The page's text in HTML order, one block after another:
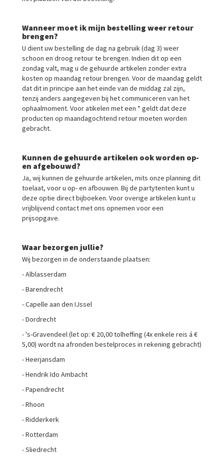
Wanneer moet ik mijn bestelling weer retour
brengen?
U dient uw bestelling de dag na gebruik (dag 3) weer
schoon en droog retour te brengen. Indien dit op een
zondag valt, mag u de gehuurde artikelen zonder extra
kosten op maandag retour brengen. Voor de maandag geldt
dat dit in principe aan het einde van de middag zal zijn,
tenzij anders aangegeven bij het communiceren van het
ophaalmoment. Voor atikelen met een * geldt dat deze
producten op maandagochtend retour moeten worden
gebracht.
Kunnen de gehuurde artikelen ook worden op-
en afgebouwd?
Ja, wij kunnen de gehuurde artikelen, mits onze planning dit
toelaat, voor u op- en afbouwen. Bij de partytenten kunt u
deze optie direct bijboeken. Voor overige artikelen kunt u
vrijblijvend contact met ons opnemen voor een
prijsopgave.
Waar bezorgen jullie?
Wij bezorgen in de onderstaande plaatsen:
- Alblasserdam
- Barendrecht
- Capelle aan den IJssel
- Dordrecht
- 's-Gravendeel (let op: € 20,00 tolheffing (4x enkele reis á €
5,00) wordt na afronden bestelproces in rekening gebracht)
- Heerjansdam
- Hendrik Ido Ambacht
- Papendrecht
- Rhoon
- Ridderkerk
- Rotterdam
- Sliedrecht